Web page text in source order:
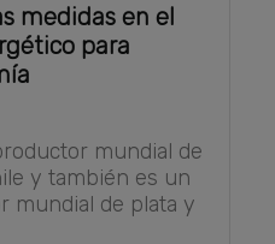
medidas en el
para
mundial de
y también es un
mundial de plata y